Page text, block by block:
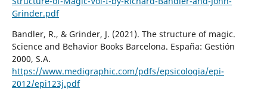
Grinder.pdf
Bandler, R., & Grinder, J. (2021). The structure of magic.
Science and Behavior Books Barcelona. España: Gestión
2000, S.A.
https://www.medigraphic.com/pdfs/epsicologia/epi-
2012/epi123j.pdf